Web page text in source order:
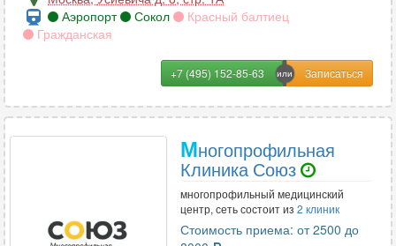
сосудов головного мозга
сосудов шеи
29
стопы или кисти 54
трубчатых костей
Аэропорт
Сокол
Красный балтиец
Гражданская
+7 (495) 152-85-63
Многопрофильная
Клиника Союз
многопрофильный медицинский
центр, сеть состоит из 2 клиник
Стоимость приема: от 2500 до